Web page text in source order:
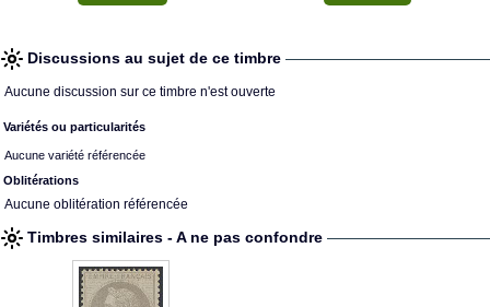
Discussions au sujet de ce timbre
Aucune discussion sur ce timbre n'est ouverte
Variétés ou particularités
Aucune variété référencée
Oblitérations
Aucune oblitération référencée
Timbres similaires - A ne pas confondre